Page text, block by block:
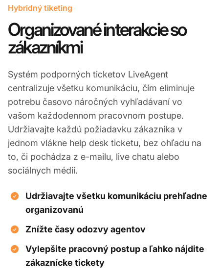
Hybridný tiketing
Organizované interakcie so
zákazníkmi
Systém podporných ticketov LiveAgent
centralizuje všetku komunikáciu, čím eliminuje
potrebu časovo náročných vyhľadávaní vo
vašom každodennom pracovnom postupe.
Udržiavajte každú požiadavku zákazníka v
jednom vlákne help desk ticketu, bez ohľadu na
to, či pochádza z e-mailu, live chatu alebo
sociálnych médií.
Udržiavajte všetku komunikáciu prehľadne
organizovanú
Znížte časy odozvy agentov
Vylepšite pracovný postup a ľahko nájdite
zákaznícke tickety